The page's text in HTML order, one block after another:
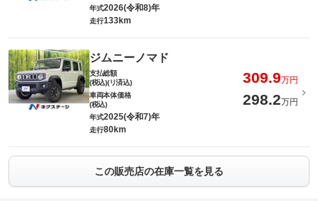
年式2026(令和8)年
走行133km
ジムニーノマド
支払総額
(税込)(リ済込)
309.9万円
車両本体価格
(税込)
298.2万円
年式2025(令和7)年
走行80km
この販売店の在庫一覧を見る